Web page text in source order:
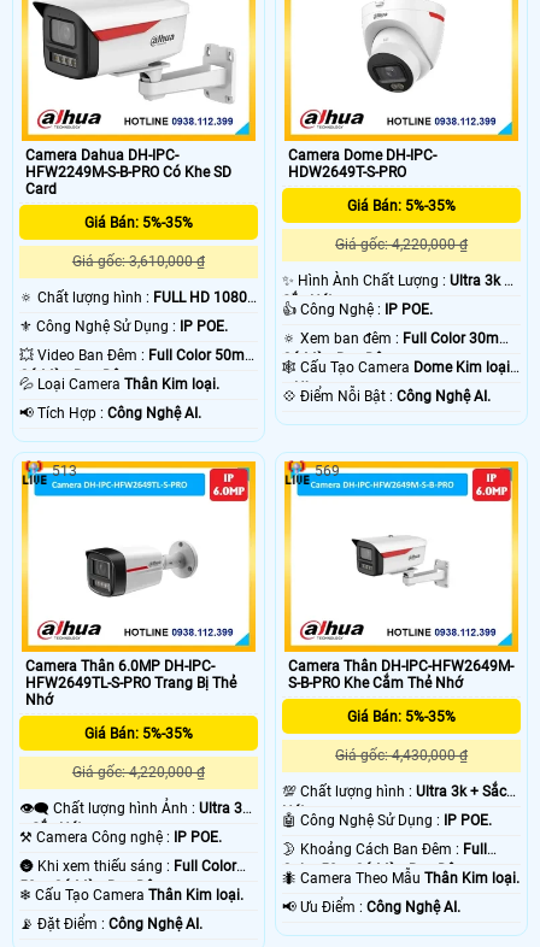
Camera Dahua DH-IPC-
HFW2249M-S-B-PRO Có Khe SD
Card
Giá Bán: 5%-35%
Giá gốc: 3,610,000 ₫
🔅 Chất lượng hình : FULL HD 1080P
⚜️ Công Nghệ Sử Dụng : IP POE.
💥 Video Ban Đêm : Full Color 50m
Có Màu Ban Ðêm.
💦 Loại Camera Thân Kim loại.
️📢 Tích Hợp : Công Nghệ AI.
Camera Dome DH-IPC-
HDW2649T-S-PRO
Giá Bán: 5%-35%
Giá gốc: 4,220,000 ₫
✨ Hình Ành Chất Lượng :Ultra 3k +
Sắc Nét .
👍 Công Nghệ : IP POE.
🔅 Xem ban đêm : Full Color 30m
Có Màu Ban Ðêm.
🕸️ Cấu Tạo Camera Dome Kim loại
+ Nhựa.
️💠 Điểm Nỗi Bật :Công Nghệ AI.
Camera Thân 6.0MP DH-IPC-
HFW2649TL-S-PRO Trang Bị Thẻ
Nhớ
Giá Bán: 5%-35%
Giá gốc: 4,220,000 ₫
👁️‍🗨 Chất lượng hình Ảnh : Ultra 3k
+ Sắc Nét .
⚒ Camera Công nghệ :
IP POE.
🌚 Khi xem thiếu sáng : Full Color
50m Có Màu Ban Ðêm.
❄ Cấu Tạo Camera Thân Kim loại.
️📡 Đặt Điểm : Công Nghệ AI.
513
Camera Thân DH-IPC-HFW2649M-
S-B-PRO Khe Cắm Thẻ Nhớ
Giá Bán: 5%-35%
Giá gốc: 4,430,000 ₫
💯 Chất lượng hình :Ultra 3k + Sắc
Nét .
🤖️ Công Nghệ Sử Dụng :
IP POE.
🌛 Khoảng Cách Ban Đêm : Full
Color 50m Có Màu Ban Ðêm.
🐜 Camera Theo MẫuThân Kim loại.
️📢 Ưu Điểm :Công Nghệ AI.
569